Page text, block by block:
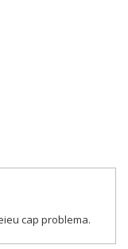
cap problema.